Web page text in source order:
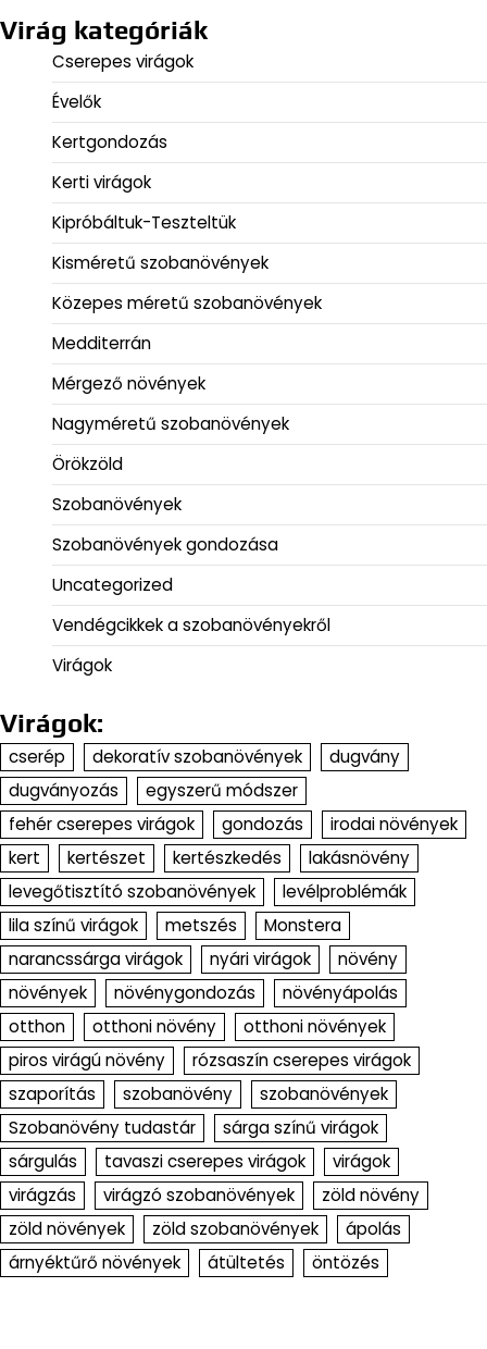
Virág kategóriák
Cserepes virágok
Évelők
Kertgondozás
Kerti virágok
Kipróbáltuk-Teszteltük
Kisméretű szobanövények
Közepes méretű szobanövények
Medditerrán
Mérgező növények
Nagyméretű szobanövények
Örökzöld
Szobanövények
Szobanövények gondozása
Uncategorized
Vendégcikkek a szobanövényekről
Virágok
Virágok:
cserép dekoratív szobanövények
dugvány
dugványozás
egyszerű módszer
fehér cserepes virágok
gondozás
irodai növények
kert
kertészet kertészkedés
lakásnövény
levegőtisztító szobanövények
levélproblémák
lila színű virágok
metszés
Monstera
narancssárga virágok
nyári virágok
növény
növények
növénygondozás
növényápolás
otthon
otthoni növény
otthoni növények
piros virágú növény
rózsaszín cserepes virágok
szaporítás
szobanövény
szobanövények
Szobanövény tudastár
sárga színű virágok
sárgulás
tavaszi cserepes virágok
virágok
virágzás
virágzó szobanövények
zöld növény
zöld növények
zöld szobanövények
ápolás
árnyéktűrő növények
átültetés öntözés